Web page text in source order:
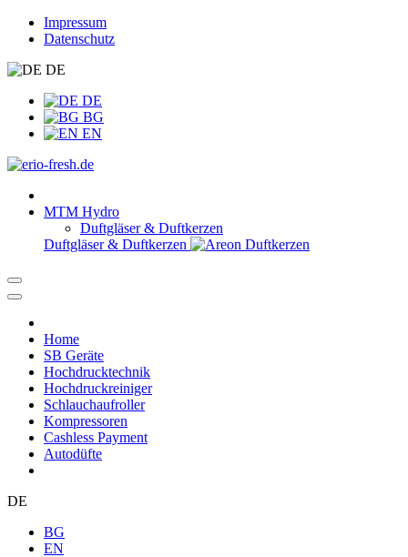
Impressum
Datenschutz
DE
DE
BG
EN
MTM Hydro
Duftgläser & Duftkerzen
Duftgläser & Duftkerzen
Home
SB Geräte
Hochdrucktechnik
Hochdruckreiniger
Schlauchaufroller
Kompressoren
Cashless Payment
Autodüfte
DE
BG
EN